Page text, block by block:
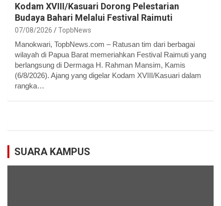
Kodam XVIII/Kasuari Dorong Pelestarian
Budaya Bahari Melalui Festival Raimuti
07/08/2026 TopbNews
Manokwari, TopbNews.com – Ratusan tim dari berbagai
wilayah di Papua Barat memeriahkan Festival Raimuti yang
berlangsung di Dermaga H. Rahman Mansim, Kamis
(6/8/2026). Ajang yang digelar Kodam XVIII/Kasuari dalam
rangka…
SUARA KAMPUS